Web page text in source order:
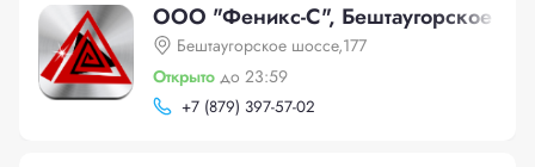
ООО "Феникс-С", Бештаугорское
Бештаугорское шоссе,177
Открыто до 23:59
+7 (879) 397-57-02